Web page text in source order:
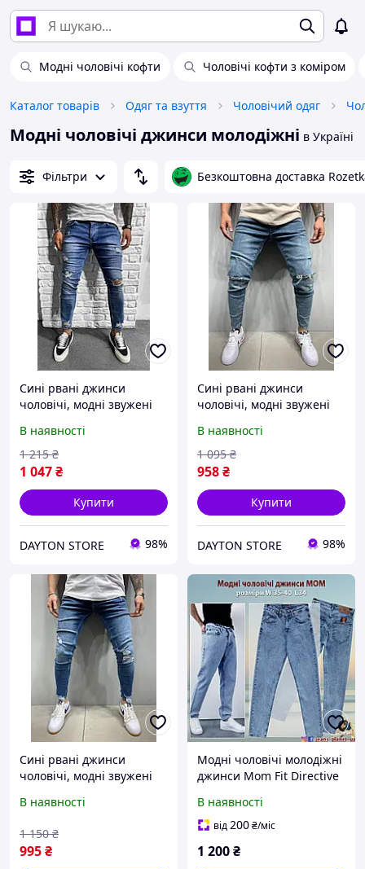
Модні чоловічі кофти Чоловічі кофти з коміром
Каталог товарів Одяг та взуття Чоловічий одяг
Модні чоловічі джинси молодіжні в Україні
Фільтри Безкоштовна доставка
Сині рвані джинси
чоловічі, модні звужені
турецькі вузькі джинси
(весна, осінь)
В наявності
1 047₴
1 215 ₴
Купити
DAYTON STORE 98%
Сині рвані джинси
чоловічі, модні звужені
турецькі в обтягнення
джинси (весна, осінь)
В наявності
958₴
1 095 ₴
Купити
DAYTON STORE 98%
Сині рвані джинси
чоловічі, модні звужені
турецькі вузькі джинси
В наявності
995₴
1 150 ₴
Модні чоловічі молодіжні
джинси Mom Fit Directive
В наявності
від200₴/міс
1 200₴